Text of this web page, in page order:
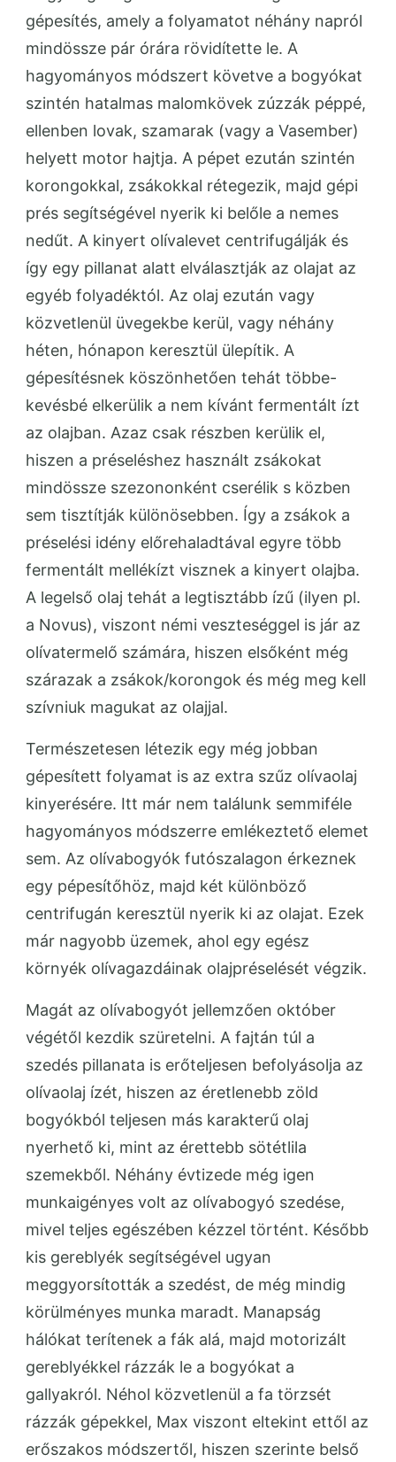
gépesítés, amely a folyamatot néhány napról
mindössze pár órára rövidítette le. A
hagyományos módszert követve a bogyókat
szintén hatalmas malomkövek zúzzák péppé,
ellenben lovak, szamarak (vagy a Vasember)
helyett motor hajtja. A pépet ezután szintén
korongokkal, zsákokkal rétegezik, majd gépi
prés segítségével nyerik ki belőle a nemes
nedűt. A kinyert olívalevet centrifugálják és
így egy pillanat alatt elválasztják az olajat az
egyéb folyadéktól. Az olaj ezután vagy
közvetlenül üvegekbe kerül, vagy néhány
héten, hónapon keresztül ülepítik. A
gépesítésnek köszönhetően tehát többe-
kevésbé elkerülik a nem kívánt fermentált ízt
az olajban. Azaz csak részben kerülik el,
hiszen a préseléshez használt zsákokat
mindössze szezononként cserélik s közben
sem tisztítják különösebben. Így a zsákok a
préselési idény előrehaladtával egyre több
fermentált mellékízt visznek a kinyert olajba.
A legelső olaj tehát a legtisztább ízű (ilyen pl.
a Novus), viszont némi veszteséggel is jár az
olívatermelő számára, hiszen elsőként még
szárazak a zsákok/korongok és még meg kell
szívniuk magukat az olajjal.
Természetesen létezik egy még jobban
gépesített folyamat is az extra szűz olívaolaj
kinyerésére. Itt már nem találunk semmiféle
hagyományos módszerre emlékeztető elemet
sem. Az olívabogyók futószalagon érkeznek
egy pépesítőhöz, majd két különböző
centrifugán keresztül nyerik ki az olajat. Ezek
már nagyobb üzemek, ahol egy egész
környék olívagazdáinak olajpréselését végzik.
Magát az olívabogyót jellemzően október
végétől kezdik szüretelni. A fajtán túl a
szedés pillanata is erőteljesen befolyásolja az
olívaolaj ízét, hiszen az éretlenebb zöld
bogyókból teljesen más karakterű olaj
nyerhető ki, mint az érettebb sötétlila
szemekből. Néhány évtizede még igen
munkaigényes volt az olívabogyó szedése,
mivel teljes egészében kézzel történt. Később
kis gereblyék segítségével ugyan
meggyorsították a szedést, de még mindig
körülményes munka maradt. Manapság
hálókat terítenek a fák alá, majd motorizált
gereblyékkel rázzák le a bogyókat a
gallyakról. Néhol közvetlenül a fa törzsét
rázzák gépekkel, Max viszont eltekint ettől az
erőszakos módszertől, hiszen szerinte belső